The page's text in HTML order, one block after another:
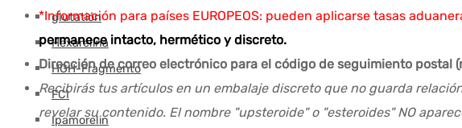
glutatión
Hexarelina
HGH-Fragmento
FCI
Ipamorelin
*Información para países EUROPEOS: pueden aplicarse tasas
permanece intacto, hermético y discreto.
Dirección de correo electrónico para el código de seguimiento postal
Recibirás tus artículos en un embalaje discreto que no guarda
revelar su contenido. El nombre "upsteroide" o "esteroides" NO